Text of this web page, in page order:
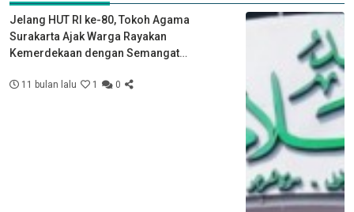
Jelang HUT RI ke-80, Tokoh Agama
Surakarta Ajak Warga Rayakan
Kemerdekaan dengan Semangat
11 bulan lalu 1 0